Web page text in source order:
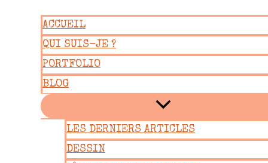
contenu
ACCUEIL
QUI SUIS-JE ?
PORTFOLIO
BLOG
LES DERNIERS ARTICLES
DESSIN